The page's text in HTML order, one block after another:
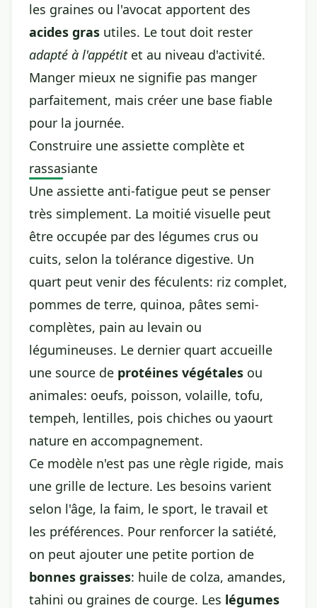
les graines ou l'avocat apportent des
acides gras utiles. Le tout doit rester
adapté à l'appétitet au niveau d'activité.
Manger mieux ne signifie pas manger
parfaitement, mais créer une base fiable
pour la journée.
Construire une assiette complète et
rassasiante
Une assiette anti-fatigue peut se penser
très simplement. La moitié visuelle peut
être occupée par des légumes crus ou
cuits, selon la tolérance digestive. Un
quart peut venir des féculents: riz complet,
pommes de terre, quinoa, pâtes semi-
complètes, pain au levain ou
légumineuses. Le dernier quart accueille
une source de protéines végétales ou
animales: oeufs, poisson, volaille, tofu,
tempeh, lentilles, pois chiches ou yaourt
nature en accompagnement.
Ce modèle n'est pas une règle rigide, mais
une grille de lecture. Les besoins varient
selon l'âge, la faim, le sport, le travail et
les préférences. Pour renforcer la satiété,
on peut ajouter une petite portion de
bonnes graisses: huile de colza, amandes,
tahini ou graines de courge. Les légumes